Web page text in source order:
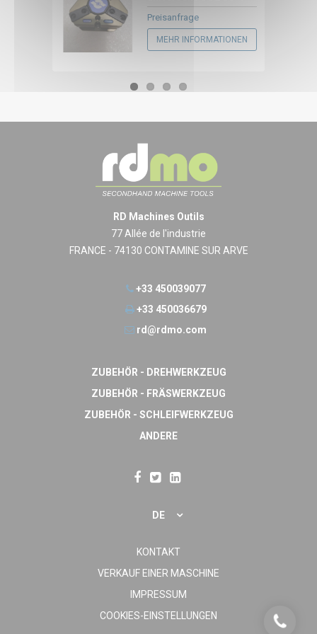
Preisanfrage
MEHR INFORMATIONEN
RD Machines Outils
77 Allée de l'industrie
FRANCE - 74130 CONTAMINE SUR ARVE
+33 450039077
+33 450036679
rd@rdmo.com
ZUBEHÖR - DREHWERKZEUG
ZUBEHÖR - FRÄSWERKZEUG
ZUBEHÖR - SCHLEIFWERKZEUG
ANDERE
DE
KONTAKT
VERKAUF EINER MASCHINE
IMPRESSUM
COOKIES-EINSTELLUNGEN